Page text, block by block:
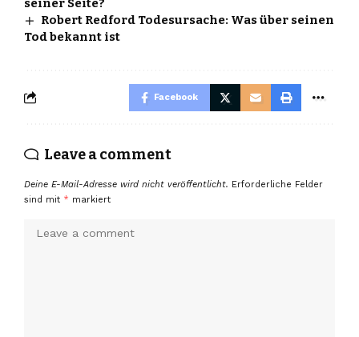
seiner Seite?
Robert Redford Todesursache: Was über seinen
Tod bekannt ist
Facebook
Leave a comment
Deine E-Mail-Adresse wird nicht veröffentlicht. Erforderliche Felder
sind mit * markiert